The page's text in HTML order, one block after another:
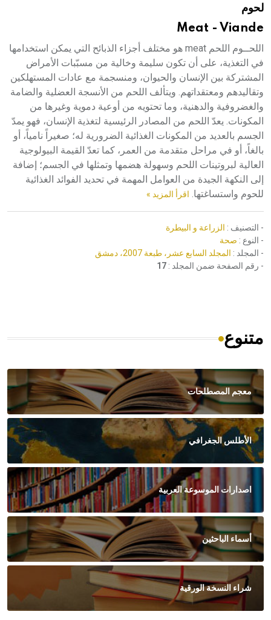
لحوم
Meat - Viande
اللحــوم اللحم meat هو مختلف أجزاء الذبائح التي يمكن استخدامها
في التغذية، على أن تكون سليمة وخالية من مسبّبات الأمراض
المشتركة بين الإنسان والحيوان، ومنسجمة مع عادات المستهلكين
وتقاليدهم ومعتقداتهم. ويتألف اللحم من الأنسجة العضلية والضامة
والغضروفية والدهنية، وما تحتويه من أوعية دموية وغيرها من
المكونات. يعدّ اللحم من المصادر الرئيسية لتغذية الإنسان، فهو يمدّ
الجسم بالعديد من المكونات الغذائية الضرورية له؛ صغيراً نامياً، أو
بالغاً، أو في مراحل متقدمة من العمر، كما تعدّ القيمة البيولوجية
العالية لبروتينات اللحم وسهولة هضمها وتمثلها في الجسم؛ إضافة
إلى النكهة الجيدة من العوامل المهمة في تحديد الفوائد الغذائية
للحوم واستساغتها. اقرأ المزيد »
- التصنيف : الزراعة و البيطرة
- النوع : صحة
- المجلد : المجلد السابع عشر، طبعة 2007، دمشق
- رقم الصفحة ضمن المجلد : 17
متنوع
معجم المصطلحات
الأطلس الجغرافي
اصدارات الموسوعة العربية
أسماء الباحثين
شراء النسخة الورقية